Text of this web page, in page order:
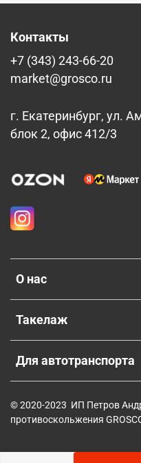
О нас
Такелаж
Для автотранспорта
Контакты
+7 (343) 243-66-20
market@grosco.ru
г. Екатеринбург, ул.
блок 2, офис 412/3
© 2020-2023 ИП Петров
противоскольжения